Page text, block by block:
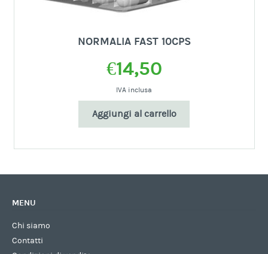
NORMALIA FAST 10CPS
€14,50
IVA inclusa
Aggiungi al carrello
MENU
Chi siamo
Contatti